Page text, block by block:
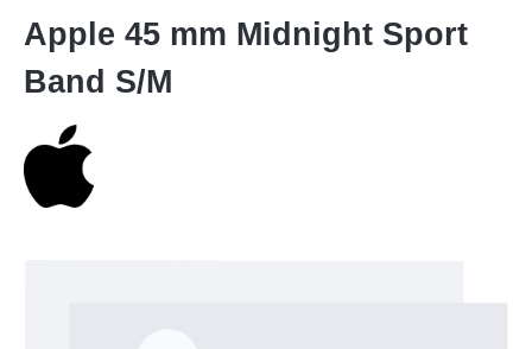
Apple 45 mm Midnight Sport
Band S/M